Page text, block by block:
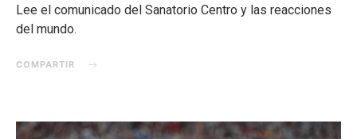
Lee el comunicado del Sanatorio Centro y las reacciones
del mundo.
COMPARTIR